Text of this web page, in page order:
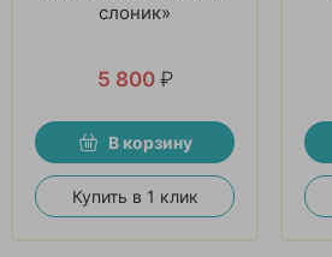
слоник»
5 800 ₽
В корзину
Купить в 1 клик